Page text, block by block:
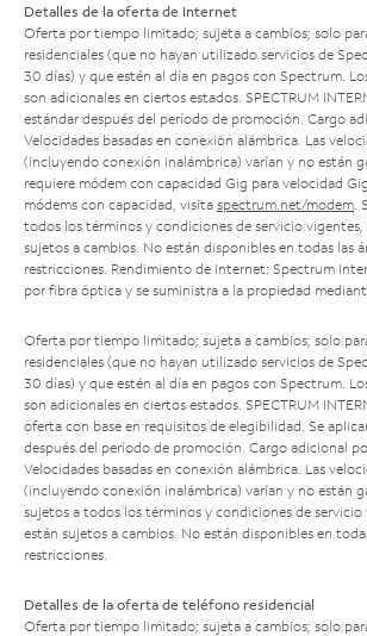
Detalles de la oferta de Internet
Oferta por tiempo limitado; sujeta a cambios; solo
residenciales (que no hayan utilizado servicios de
30 días) y que estén al día en pagos con Spectrum.
son adicionales en ciertos estados. SPECTRUM
estándar después del período de promoción. Cargo
Velocidades basadas en conexión alámbrica. Las
(incluyendo conexión inalámbrica) varían y no están
requiere módem con capacidad Gig para velocidad
módems con capacidad, visita spectrum.net/modem
todos los términos y condiciones de servicio vigentes,
sujetos a cambios. No están disponibles en todas las
restricciones. Rendimiento de Internet: Spectrum
por fibra óptica y se suministra a la propiedad
Oferta por tiempo limitado; sujeta a cambios; solo
residenciales (que no hayan utilizado servicios de
30 días) y que estén al día en pagos con Spectrum.
son adicionales en ciertos estados. SPECTRUM
oferta con base en requisitos de elegibilidad. Se
después del período de promoción. Cargo adicional
Velocidades basadas en conexión alámbrica. Las
(incluyendo conexión inalámbrica) varían y no están
sujetos a todos los términos y condiciones de servicio
están sujetos a cambios. No están disponibles en
restricciones.
Detalles de la oferta de teléfono residencial
Oferta por tiempo limitado; sujeta a cambios; solo